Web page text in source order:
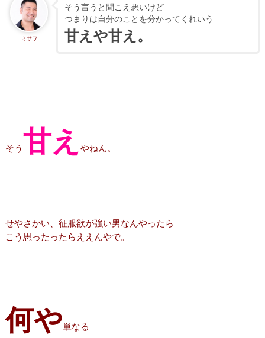
ミサワ
そう言うと聞こえ悪いけど
つまりは自分のことを分かってくれいう
甘えや甘え。
そう 甘え やねん。
せやさかい、征服欲が強い男なんやったら
こう思ったったらええんやで。
何や単なる